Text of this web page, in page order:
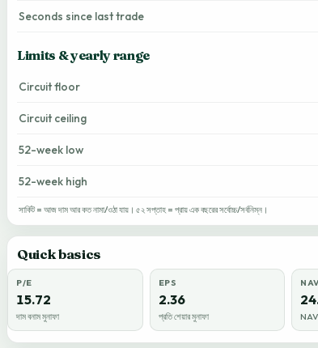
Seconds since last trade
Limits & yearly range
Circuit floor
Circuit ceiling
52-week low
52-week high
সার্কিট = আজ দাম আর কত নামা/ওঠা যায়। ৫২ সপ্তাহ = প্রায় এক বছরের সর্বোচ্চ/সর্বনিম্ন।
Quick basics
P/E
15.72
দাম বনাম মুনাফা
EPS
2.36
প্রতি শেয়ার মুনাফা
NAV
NAV